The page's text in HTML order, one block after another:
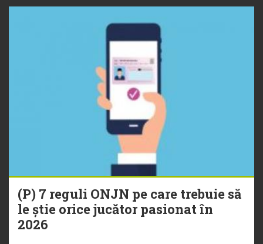
(P) 7 reguli ONJN pe care trebuie să
le știe orice jucător pasionat în
2026